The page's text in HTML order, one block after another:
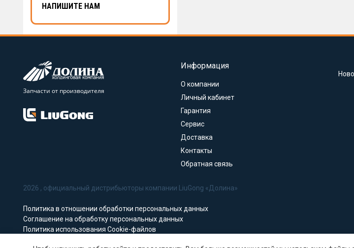
НАПИШИТЕ НАМ
Запчасти от производителя
Информация
О компании
Личный кабинет
Гарантия
Сервис
Доставка
Контакты
Обратная связь
2026 , официальный дистрибьюторы компании LiuGong «Долина»
Политика в отношении обработки персональных данных
Соглашение на обработку персональных данных
Политика использования Cookie-файлов